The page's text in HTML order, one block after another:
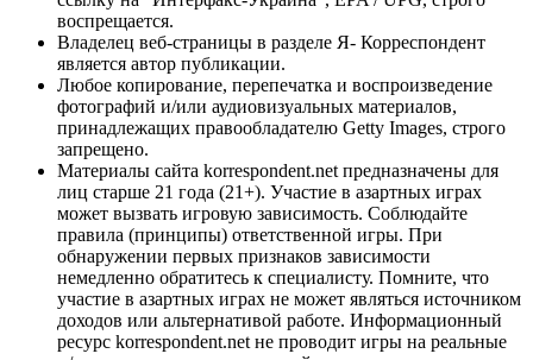
воспрещается.
Владелец веб-страницы в разделе Я- Корреспондент
является автор публикации.
Любое копирование, перепечатка и воспроизведение
фотографий и/или аудиовизуальных материалов,
принадлежащих правообладателю Getty Images, строго
запрещено.
Материалы сайта korrespondent.net предназначены для
лиц старше 21 года (21+). Участие в азартных играх
может вызвать игровую зависимость. Соблюдайте
правила (принципы) ответственной игры. При
обнаружении первых признаков зависимости
немедленно обратитесь к специалисту. Помните, что
участие в азартных играх не может являться источником
доходов или альтернативой работе. Информационный
ресурс korrespondent.net не проводит игры на реальные